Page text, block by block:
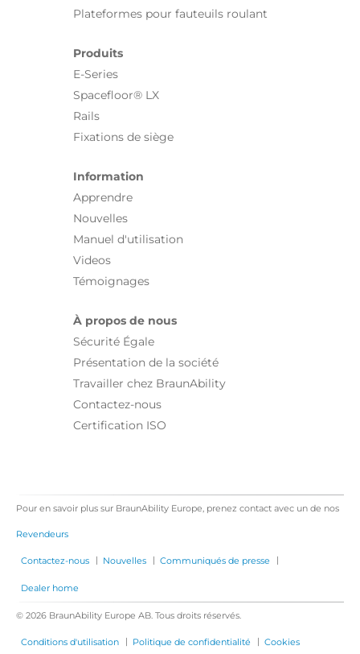
Plateformes pour fauteuils roulant
Produits
E-Series
Spacefloor® LX
Rails
Fixations de siège
Information
Apprendre
Nouvelles
Manuel d'utilisation
Videos
Témoignages
À propos de nous
Sécurité Égale
Présentation de la société
Travailler chez BraunAbility
Contactez-nous
Certification ISO
Pour en savoir plus sur BraunAbility Europe, prenez contact avec un de nos
Revendeurs
Contactez-nous | Nouvelles | Communiqués de presse |
Dealer home
© 2026 BraunAbility Europe AB. Tous droits réservés.
Conditions d'utilisation | Politique de confidentialité | Cookies